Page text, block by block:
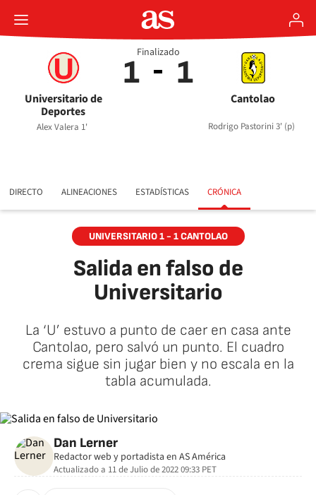
Universitario de
Deportes
1
Alex Valera 1'
Cantolao
1
Rodrigo Pastorini 3' (p)
Finalizado
DIRECTO ALINEACIONES ESTADÍSTICAS CRÓNICA
UNIVERSITARIO 1 - 1 CANTOLAO
Salida en falso de
Universitario
La ‘U’ estuvo a punto de caer en casa ante
Cantolao, pero salvó un punto. El cuadro
crema sigue sin jugar bien y no escala en la
tabla acumulada.
Dan Lerner
Redactor web y portadista en AS América
Actualizado a 11 de Julio de 2022 09:33 PET